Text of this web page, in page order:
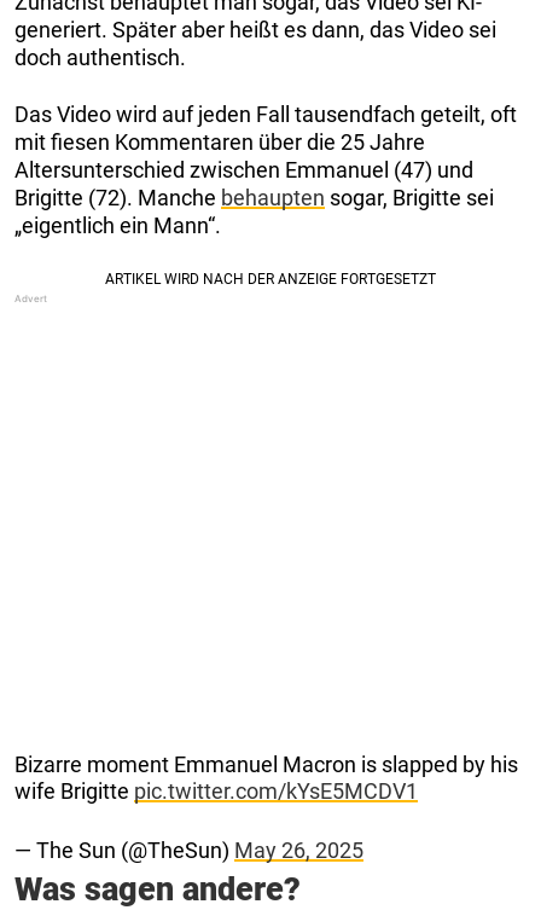
generiert. Später aber heißt es dann, das Video sei
doch authentisch.
Das Video wird auf jeden Fall tausendfach geteilt, oft
mit fiesen Kommentaren über die 25 Jahre
Altersunterschied zwischen Emmanuel (47) und
Brigitte (72). Manche behaupten sogar, Brigitte sei
„eigentlich ein Mann“.
Bizarre moment Emmanuel Macron is slapped by his
wife Brigitte pic.twitter.com/kYsE5MCDV1
— The Sun (@TheSun) May 26, 2025
Was sagen andere?